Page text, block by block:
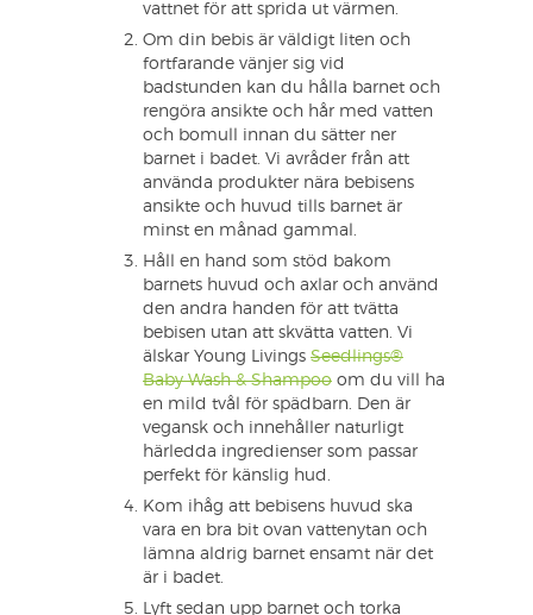
vattnet för att sprida ut värmen.
Om din bebis är väldigt liten och
fortfarande vänjer sig vid
badstunden kan du hålla barnet och
rengöra ansikte och hår med vatten
och bomull innan du sätter ner
barnet i badet. Vi avråder från att
använda produkter nära bebisens
ansikte och huvud tills barnet är
minst en månad gammal.
Håll en hand som stöd bakom
barnets huvud och axlar och använd
den andra handen för att tvätta
bebisen utan att skvätta vatten. Vi
älskar Young Livings Seedlings®
Baby Wash & Shampoo om du vill ha
en mild tvål för spädbarn. Den är
vegansk och innehåller naturligt
härledda ingredienser som passar
perfekt för känslig hud.
Kom ihåg att bebisens huvud ska
vara en bra bit ovan vattenytan och
lämna aldrig barnet ensamt när det
är i badet.
Lyft sedan upp barnet och torka